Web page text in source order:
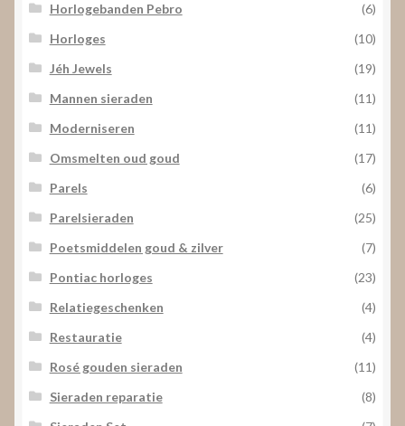
Horlogebanden Pebro
(6)
Horloges
(10)
Jéh Jewels
(19)
Mannen sieraden
(11)
Moderniseren
(11)
Omsmelten oud goud
(17)
Parels
(6)
Parelsieraden
(25)
Poetsmiddelen goud & zilver
(7)
Pontiac horloges
(23)
Relatiegeschenken
(4)
Restauratie
(4)
Rosé gouden sieraden
(11)
Sieraden reparatie
(8)